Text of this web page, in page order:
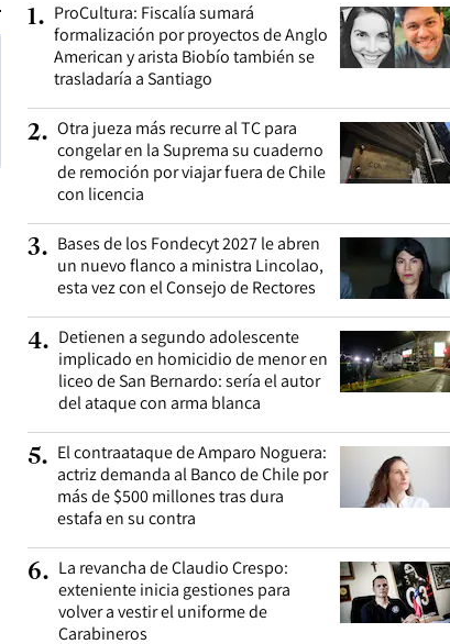
1. ProCultura: Fiscalía sumará
formalización por proyectos de Anglo
American y arista Biobío también se
trasladaría a Santiago
2. Otra jueza más recurre al TC para
congelar en la Suprema su cuaderno
de remoción por viajar fuera de Chile
con licencia
3. Bases de los Fondecyt 2027 le abren
un nuevo flanco a ministra Lincolao,
esta vez con el Consejo de Rectores
4. Detienen a segundo adolescente
implicado en homicidio de menor en
liceo de San Bernardo: sería el autor
del ataque con arma blanca
5. El contraataque de Amparo Noguera:
actriz demanda al Banco de Chile por
más de $500 millones tras dura
estafa en su contra
6. La revancha de Claudio Crespo:
exteniente inicia gestiones para
volver a vestir el uniforme de
Carabineros